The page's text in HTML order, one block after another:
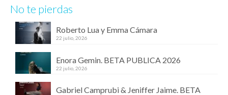
No te pierdas
Roberto Lua y Emma Cámara
22 julio, 2026
Enora Gemin. BETA PUBLICA 2026
22 julio, 2026
Gabriel Camprubi & Jeniffer Jaime. BETA